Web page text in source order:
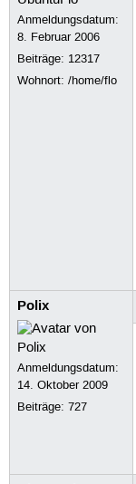
Anmeldungsdatum:
8. Februar 2006
Beiträge: 12317
Wohnort: /home/flo
Polix
Anmeldungsdatum:
14. Oktober 2009
Beiträge:727